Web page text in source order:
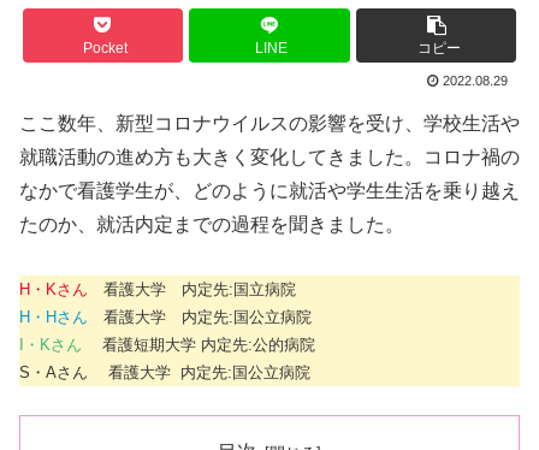
Pocket LINE コピー
2022.08.29
ここ数年、新型コロナウイルスの影響を受け、学校生活や
就職活動の進め方も大きく変化してきました。コロナ禍の
なかで看護学生が、どのように就活や学生生活を乗り越え
たのか、就活内定までの過程を聞きました。
H・Kさん 看護大学 内定先:国立病院
H・Hさん 看護大学 内定先:国公立病院
I・Kさん 看護短期大学 内定先:公的病院
S・Aさん 看護大学 内定先:国公立病院